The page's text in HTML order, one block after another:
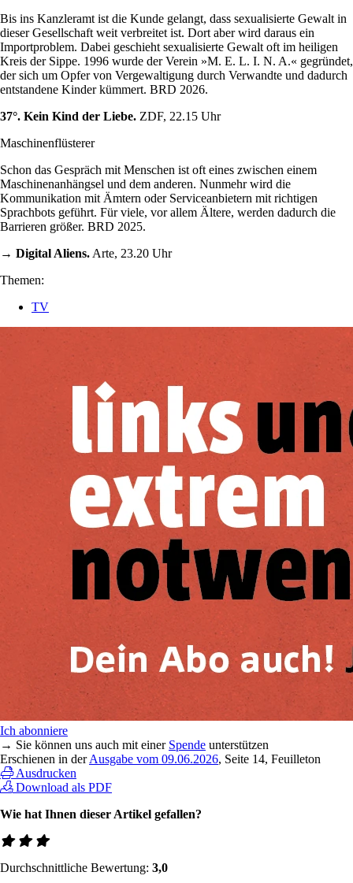
Bis ins Kanzleramt ist die Kunde gelangt, dass sexualisierte Gewalt in
dieser Gesellschaft weit verbreitet ist. Dort aber wird daraus ein
Importproblem. Dabei geschieht sexualisierte Gewalt oft im heiligen
Kreis der Sippe. 1996 wurde der Verein »M. E. L. I. N. A.« gegründet,
der sich um Opfer von Vergewaltigung durch Verwandte und dadurch
entstandene Kinder kümmert. BRD 2026.
37°. Kein Kind der Liebe. ZDF, 22.15 Uhr
Maschinenflüsterer
Schon das Gespräch mit Menschen ist oft eines zwischen einem
Maschinenanhängsel und dem anderen. Nunmehr wird die
Kommunikation mit Ämtern oder Serviceanbietern mit richtigen
Sprachbots geführt. Für viele, vor allem Ältere, werden dadurch die
Barrieren größer. BRD 2025.
→ Digital Aliens. Arte, 23.20 Uhr
Themen:
TV
Ich abonniere
→ Sie können uns auch mit einer Spende unterstützen
Erschienen in derAusgabe vom 09.06.2026, Seite 14, Feuilleton
Ausdrucken
Download als PDF
Wie hat Ihnen dieser Artikel gefallen?
Durchschnittliche Bewertung: 3,0